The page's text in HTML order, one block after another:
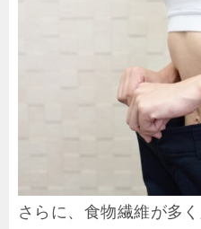
さらに、食物繊維が多